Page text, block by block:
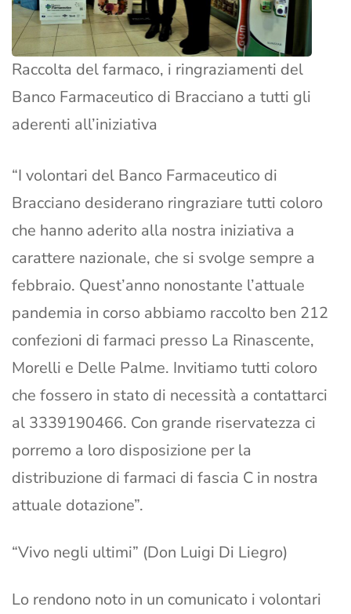
Raccolta del farmaco, i ringraziamenti del
Banco Farmaceutico di Bracciano a tutti gli
aderenti all’iniziativa
“I volontari del Banco Farmaceutico di
Bracciano desiderano ringraziare tutti coloro
che hanno aderito alla nostra iniziativa a
carattere nazionale, che si svolge sempre a
febbraio. Quest’anno nonostante l’attuale
pandemia in corso abbiamo raccolto ben 212
confezioni di farmaci presso La Rinascente,
Morelli e Delle Palme. Invitiamo tutti coloro
che fossero in stato di necessità a contattarci
al 3339190466. Con grande riservatezza ci
porremo a loro disposizione per la
distribuzione di farmaci di fascia C in nostra
attuale dotazione”.
“Vivo negli ultimi” (Don Luigi Di Liegro)
Lo rendono noto in un comunicato i volontari